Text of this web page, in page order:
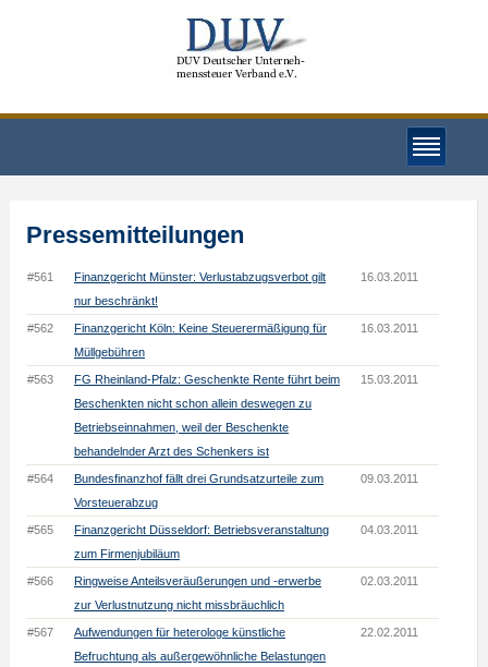
Pressemitteilungen
#561
Finanzgericht Münster: Verlustabzugsverbot gilt
nur beschränkt!
16.03.2011
#562
Finanzgericht Köln: Keine Steuerermäßigung für
Müllgebühren
16.03.2011
#563
FG Rheinland-Pfalz: Geschenkte Rente führt beim
Beschenkten nicht schon allein deswegen zu
Betriebseinnahmen, weil der Beschenkte
behandelnder Arzt des Schenkers ist
15.03.2011
#564
Bundesfinanzhof fällt drei Grundsatzurteile zum
Vorsteuerabzug
09.03.2011
#565
Finanzgericht Düsseldorf: Betriebsveranstaltung
zum Firmenjubiläum
04.03.2011
#566
Ringweise Anteilsveräußerungen und -erwerbe
zur Verlustnutzung nicht missbräuchlich
02.03.2011
#567
Aufwendungen für heterologe künstliche
Befruchtung als außergewöhnliche Belastungen
22.02.2011